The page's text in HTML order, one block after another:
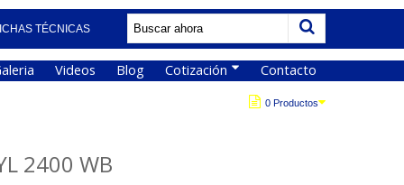
TÉCNICAS
Videos Blog Cotización Contacto
0 Productos
2400 WB